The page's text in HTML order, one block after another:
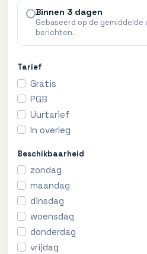
Binnen 3 dagen
Gebaseerd op de
berichten.
Tarief
Gratis
PGB
Uurtarief
In overleg
Beschikbaarheid
zondag
maandag
dinsdag
woensdag
donderdag
vrijdag